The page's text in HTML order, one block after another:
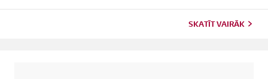
SKATĪT VAIRĀK